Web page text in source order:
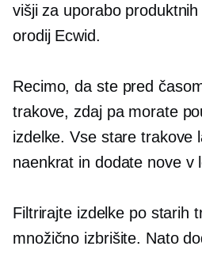
višji za uporabo
orodij Ecwid.
Recimo, da ste pred
trakove, zdaj pa morate
izdelke. Vse stare trakove
naenkrat in dodate nove v
Filtrirajte izdelke po starih
množično izbrišite. Nato